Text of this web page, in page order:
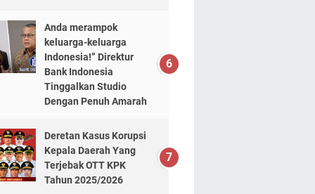
Anda merampok
keluarga-keluarga
Indonesia!” Direktur
Bank Indonesia
Tinggalkan Studio
Dengan Penuh Amarah
Deretan Kasus Korupsi
Kepala Daerah Yang
Terjebak OTT KPK
Tahun 2025/2026